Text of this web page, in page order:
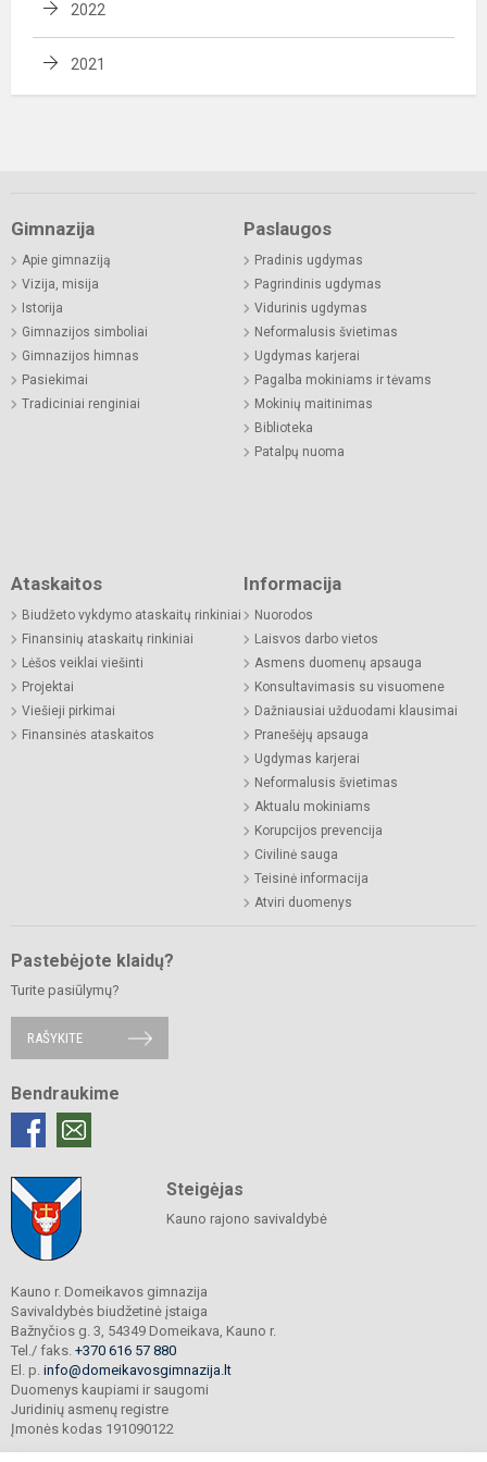
2022
2021
Gimnazija
Apie gimnaziją
Vizija, misija
Istorija
Gimnazijos simboliai
Gimnazijos himnas
Pasiekimai
Tradiciniai renginiai
Paslaugos
Pradinis ugdymas
Pagrindinis ugdymas
Vidurinis ugdymas
Neformalusis švietimas
Ugdymas karjerai
Pagalba mokiniams ir tėvams
Mokinių maitinimas
Biblioteka
Patalpų nuoma
Ataskaitos
Biudžeto vykdymo ataskaitų rinkiniai
Finansinių ataskaitų rinkiniai
Lėšos veiklai viešinti
Projektai
Viešieji pirkimai
Finansinės ataskaitos
Informacija
Nuorodos
Laisvos darbo vietos
Asmens duomenų apsauga
Konsultavimasis su visuomene
Dažniausiai užduodami klausimai
Pranešėjų apsauga
Ugdymas karjerai
Neformalusis švietimas
Aktualu mokiniams
Korupcijos prevencija
Civilinė sauga
Teisinė informacija
Atviri duomenys
Pastebėjote klaidų?
Turite pasiūlymų?
RAŠYKITE
Bendraukime
Steigėjas
Kauno rajono savivaldybė
Kauno r. Domeikavos gimnazija
Savivaldybės biudžetinė įstaiga
Bažnyčios g. 3, 54349 Domeikava, Kauno r.
Tel./ faks. +370 616 57 880
El. p. info@domeikavosgimnazija.lt
Duomenys kaupiami ir saugomi
Juridinių asmenų registre
Įmonės kodas 191090122